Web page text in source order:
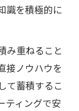
識を積極的に
み重ねること
接ノウハウを
て蓄積するこ
ティングで安